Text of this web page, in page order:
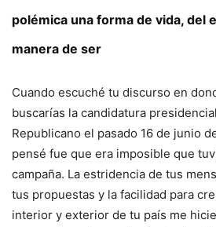
polémica una forma de vida, del
manera de ser
Cuando escuché tu discurso en
buscarías la candidatura
Republicano el pasado 16 de junio
pensé fue que era imposible que
campaña. La estridencia de tus
tus propuestas y la facilidad para
interior y exterior de tu país me